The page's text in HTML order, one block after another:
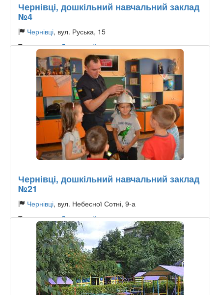
Чернівці, дошкільний навчальний заклад
№4
Чернівці, вул. Руська, 15
Тип садочку:Державний
Чернівці, дошкільний навчальний заклад
№21
Чернівці, вул. Небесної Сотні, 9-а
Тип садочку:Державний